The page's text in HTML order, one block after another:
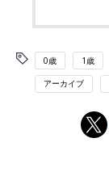
0歳 1歳
アーカイブ